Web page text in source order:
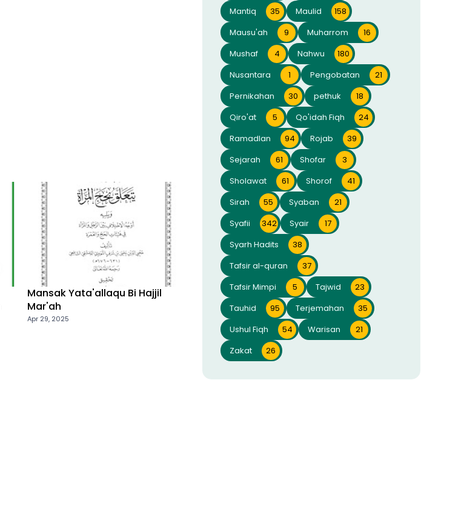
Mansak Yata'allaqu Bi Hajjil
Mar'ah
Apr 29, 2025
Mantiq
35 Maulid
158
Mausu'ah
9 Muharrom
16
Mushaf
4 Nahwu
180
Nusantara
1 Pengobatan
21
Pernikahan
30 pethuk
18
Qiro'at
5 Qo'idah Fiqh
24
Ramadlan
94 Rojab
39
Sejarah
61 Shofar
3
Sholawat
61 Shorof
41
Sirah
55 Syaban
21
Syafii
342 Syair
17
Syarh Hadits
38
Tafsir al-quran
37
Tafsir Mimpi
5 Tajwid
23
Tauhid
95 Terjemahan
35
Ushul Fiqh
54 Warisan
21
Zakat
26